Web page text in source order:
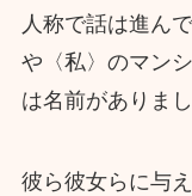
人称で話は進ん
や〈私〉のマン
は名前がありまし
彼ら彼女らに与